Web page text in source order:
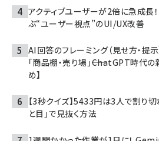
アクティブユーザーが2倍に急成長
ぶ“ユーザー視点”のUI/UX改善
AI回答のフレーミング（見せ方・提
「商品棚・売り場」――ChatGPT時代
め】
【3秒クイズ】5433円は3人で割り
と目」で見抜く方法